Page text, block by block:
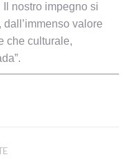
nostro impegno si
valore
che culturale,